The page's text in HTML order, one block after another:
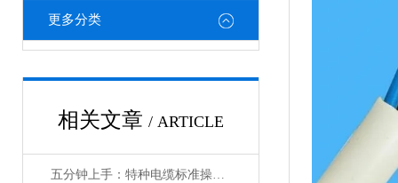
更多分类
相关文章 / ARTICLE
五分钟上手：特种电缆标准操作流程详解